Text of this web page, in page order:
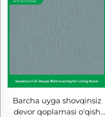
shunday, To'liq uyga
foydalanish uchun yotoq
xona va oshxona uchun,
Qalinroq va suvga
chidamli, Uyning orqa
foni uchun
qoplamalarTavsif Minimal
buyurtma miqdori: 30
tafsilotlari: Pufakli
Barcha uyga shovqinsiz
devor qoplamasi o'qish